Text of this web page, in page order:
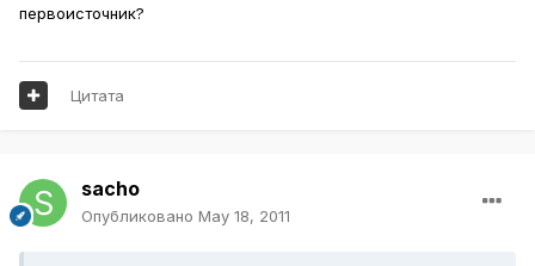
первоисточник?
Цитата
sacho
Опубликовано May 18, 2011